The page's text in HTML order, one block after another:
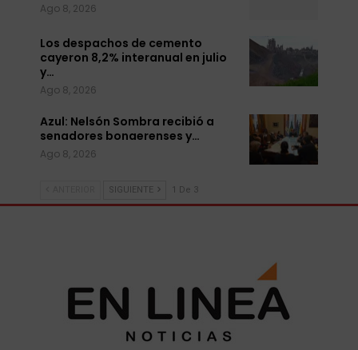
Ago 8, 2026
Los despachos de cemento
cayeron 8,2% interanual en julio
y…
Ago 8, 2026
Azul: Nelsón Sombra recibió a
senadores bonaerenses y…
Ago 8, 2026
SIGUIENTE 1 De 3